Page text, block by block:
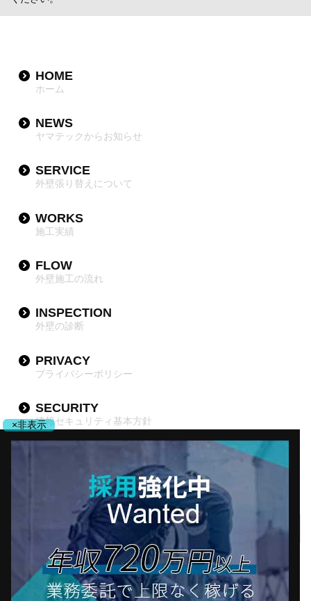
×非表示
HOME
ホーム
NEWS
ヤマテックからお知らせ
SERVICE
外壁張り替えについて
WORKS
施工実績
FLOW
外壁施工の流れ
INSPECTION
外壁の診断
PRIVACY
プライバシーポリシー
SECURITY
情報セキュリティ基本方針
採用について 会社案内
Copyright© 2019–2026 yamatech.inc All Rights Reserved.